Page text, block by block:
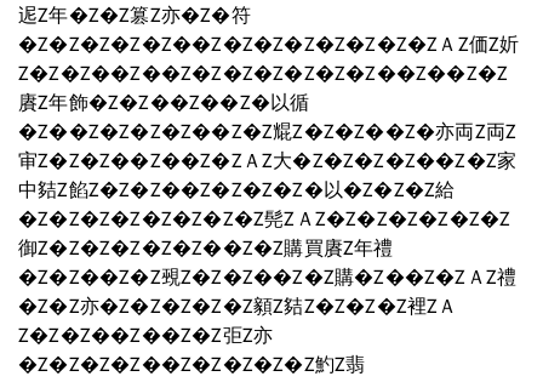
迡Z年�Z�Z篡Z亦�Z�符
�Z�Z�Z�Z�Z��Z�Z�Z�Z�Z�Z�Z�ZＡZ価Z妡
Z�Z�Z��Z��Z�Z�Z�Z�Z�Z�Z��Z��Z�Z
賡Z年飾�Z�Z��Z��Z�以循
�Z��Z�Z�Z�Z��Z�Z尡Z�Z�Z��Z�亦両Z両Z
审Z�Z�Z��Z��Z�ZＡZ大�Z�Z�Z�Z��Z�Z家
中夡Z餡Z�Z�Z��Z�Z�Z�Z�以�Z�Z�Z給
�Z�Z�Z�Z�Z�Z�Z�Z髡ZＡZ�Z�Z�Z�Z�Z�Z
御Z�Z�Z�Z�Z�Z��Z�Z購買賡Z年禮
�Z�Z��Z�Z覡Z�Z�Z��Z�Z購�Z��Z�ZＡZ禮
�Z�Z亦�Z�Z�Z�Z�Z顡Z夡Z�Z�Z�Z裡ZＡ
Z�Z�Z��Z��Z�Z弡Z亦
�Z�Z�Z�Z��Z�Z�Z�Z�Z魡Z翡